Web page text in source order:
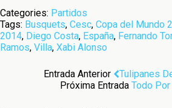
Categories: Partidos
Tags: Busquets, Cesc, Copa del Mundo
2014, Diego Costa, España, Fernando
Ramos, Villa, Xabi Alonso
Entrada Anterior
Tulipanes
Próxima Entrada Todo